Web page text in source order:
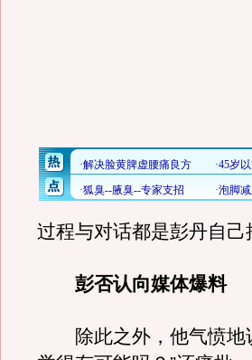
过程与对话都是彭丹自己
彭否认向媒体爆料
除此之外，他气愤地